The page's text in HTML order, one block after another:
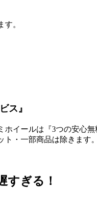
。
ス』
ホイールは『3つの安心
・一部商品は除きます。
すぎる！